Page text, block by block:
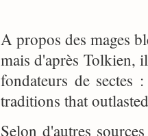
A propos des mages
mais d'après Tolkien,
fondateurs de sectes
traditions that
Selon d'autres